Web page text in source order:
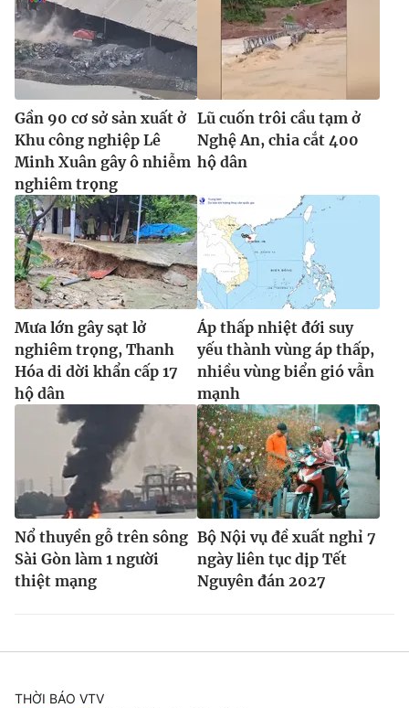
® Cấm sao chép dưới mọi hình thức nếu không có sự chấp
thuận bằng văn bản. Ghi rõ nguồn VTV.vn khi phát hành lại
thông tin từ website này.
Gần 90 cơ sở sản xuất ở
Khu công nghiệp Lê
Minh Xuân gây ô nhiễm
nghiêm trọng
Lũ cuốn trôi cầu tạm ở
Nghệ An, chia cắt 400
hộ dân
Mưa lớn gây sạt lở
nghiêm trọng, Thanh
Hóa di dời khẩn cấp 17
hộ dân
Áp thấp nhiệt đới suy
yếu thành vùng áp thấp,
nhiều vùng biển gió vẫn
mạnh
Nổ thuyền gỗ trên sông
Sài Gòn làm 1 người
thiệt mạng
Bộ Nội vụ đề xuất nghỉ 7
ngày liên tục dịp Tết
Nguyên đán 2027
THỜI BÁO VTV